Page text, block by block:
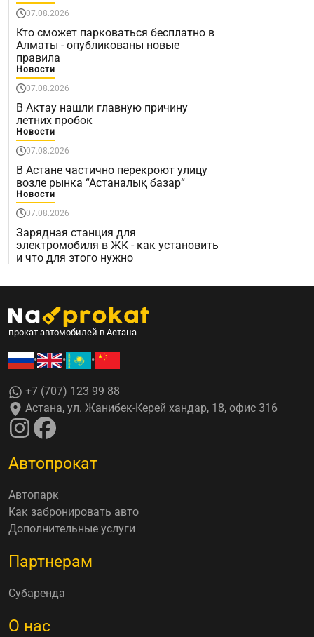
07.08.2026
Кто сможет парковаться бесплатно в
Алматы - опубликованы новые
правила
Новости
07.08.2026
В Актау нашли главную причину
летних пробок
Новости
07.08.2026
В Астане частично перекроют улицу
возле рынка “Астаналық базар“
Новости
07.08.2026
Зарядная станция для
электромобиля в ЖК - как установить
и что для этого нужно
прокат автомобилей в Астана
• • •
+7 (707) 123 99 88
Астана, ул. Жанибек-Керей хандар, 18, офис 316
Автопрокат
Автопарк
Как забронировать авто
Дополнительные услуги
Партнерам
Субаренда
О нас